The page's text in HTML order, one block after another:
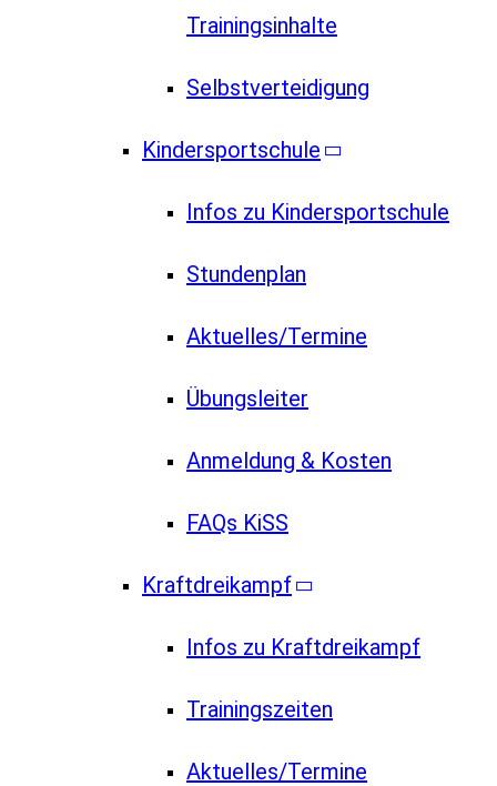
Trainingsinhalte
Selbstverteidigung
Kindersportschule
Infos zu Kindersportschule
Stundenplan
Aktuelles/Termine
Übungsleiter
Anmeldung & Kosten
FAQs KiSS
Kraftdreikampf
Infos zu Kraftdreikampf
Trainingszeiten
Aktuelles/Termine